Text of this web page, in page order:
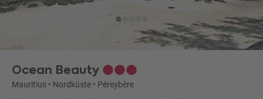
Ocean Beauty
Mauritius • Nordküste • Péreybère